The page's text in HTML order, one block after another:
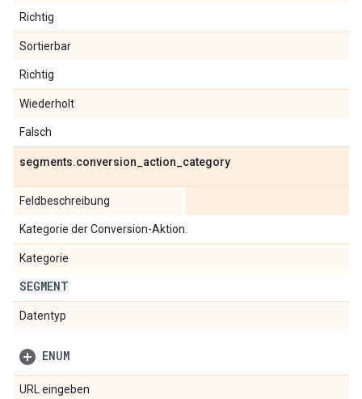
Richtig
Sortierbar
Richtig
Wiederholt
Falsch
segments.conversion action category
Feldbeschreibung
Kategorie der Conversion-Aktion.
Kategorie
SEGMENT
Datentyp
ENUM
URL eingeben